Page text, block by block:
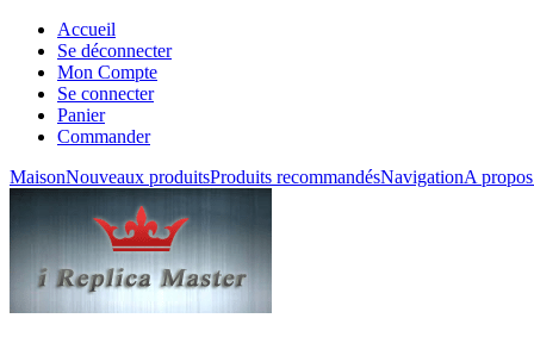
Accueil
Se déconnecter
Mon Compte
Se connecter
Panier
Commander
MaisonNouveaux produitsProduits recommandésNavigationA